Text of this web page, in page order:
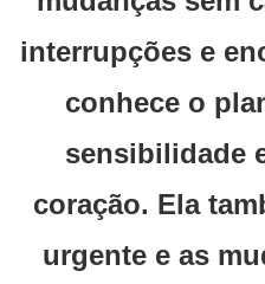
interrupções e
conhece o
sensibilidade
coração. Ela
urgente e as